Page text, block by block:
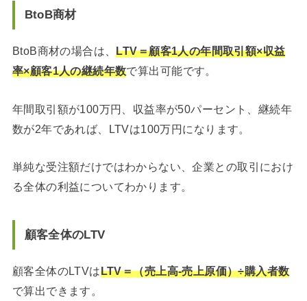
BtoB商材
BtoB商材の場合は、LTV＝顧客1人の年間取引額×収益
率×顧客1人の継続年数で算出可能です。
年間取引額が100万円、収益率が50パーセント、継続年
数が2年であれば、LTVは100万円になります。
単純な受注額だけではわからない、企業との取引におけ
る全体の利益についてわかります。
顧客全体のLTV
顧客全体のLTVはLTV＝（売上高-売上原価）÷購入者数
で算出できます。